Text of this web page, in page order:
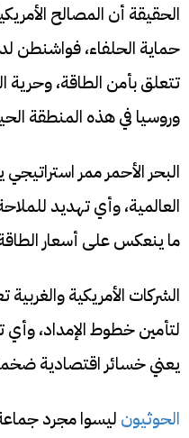
الحقيقة أن المصالح
حماية الحلفاء، فواشنطن
تتعلق بأمن الطاقة، وحرية
وروسيا في هذه المنطقة
العالمية، وأي تهديد
ما ينعكس على أسعار
الشركات الأمريكية
لتأمين خطوط الإمداد،
يعني خسائر اقتصادية
الحوثيون ليسوا مجرد